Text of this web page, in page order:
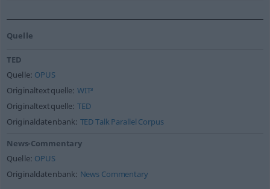
Quelle
TED
Quelle: OPUS
Originaltextquelle: WIT³
Originaltextquelle: TED
Originaldatenbank: TED Talk Parallel Corpus
News-Commentary
Quelle: OPUS
Originaldatenbank: News Commentary